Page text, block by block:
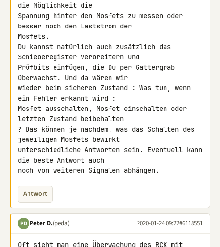
die Möglichkeit die
Spannung hinter den Mosfets zu messen oder
besser noch den Laststrom der
Mosfets.
Du kannst natürlich auch zusätzlich das
Schieberegister verbreitern und
Prüfbits einfügen, die Du per Gattergrab
überwachst. Und da wären wir
wieder beim sicheren Zustand : Was tun, wenn
ein Fehler erkannt wird :
Mosfet ausschalten, Mosfet einschalten oder
letzten Zustand beibehalten
? Das können je nachdem, was das Schalten des
jeweiligen Mosfets bewirkt
unterschiedliche Antworten sein. Eventuell kann
die beste Antwort auch
noch von weiteren Signalen abhängen.
Antwort
PD Peter D.(peda) 2020-01-24 09:22#6118551
Oft sieht man eine Überwachung des RCK mit